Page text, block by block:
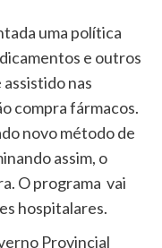
uma política
e outros
nas
compra fármacos.
novo método de
assim, o
O programa vai
hospitalares.
Provincial